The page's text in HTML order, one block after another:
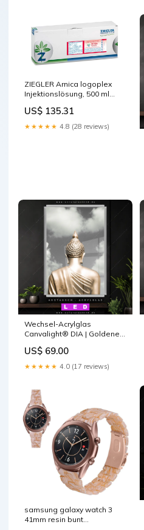
ZIEGLER Arnica logoplex
Injektionslösung, 500 ml
US$ 135.31
★★★★★ 4.8 (28 reviews)
Wechsel-Acrylglas
Canvalight® DIA | Goldene
Größe in cm:100 x 150
US$ 69.00
★★★★★ 4.0 (17 reviews)
samsung galaxy watch 3
41mm resin bunt